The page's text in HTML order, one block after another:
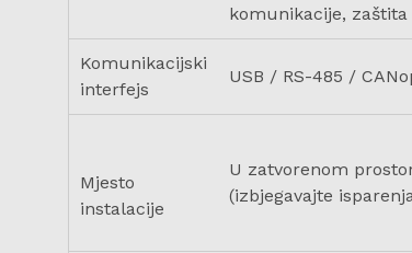
komunikacije,
Komunikacijski
interfejs
USB / RS-485 /
Mjesto
instalacije
U zatvorenom
(izbjegavajte